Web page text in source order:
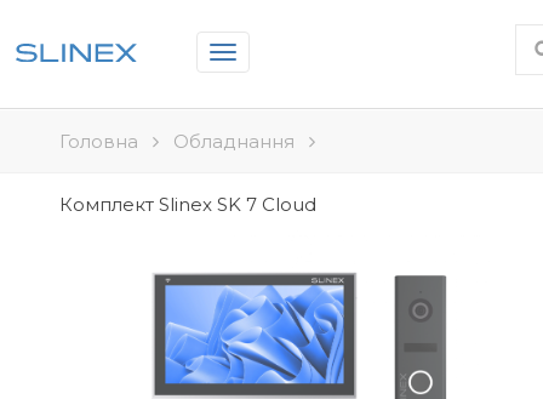
Toggle
navigation
Головна Обладнання
Комплект Slinex SK 7 Cloud